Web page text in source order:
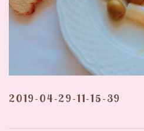
2019-04-29-11-15-39